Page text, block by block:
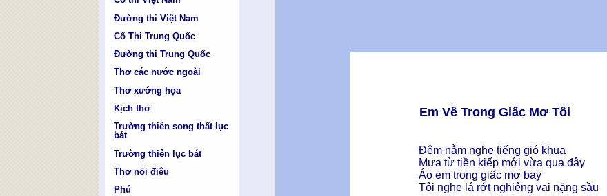
Đường thi Việt Nam
Cổ Thi Trung Quốc
Đường thi Trung Quốc
Thơ các nước ngoài
Thơ xướng họa
Kịch thơ
Trường thiên song thất lục
bát
Trường thiên lục bát
Thơ nối điêu
Phú
Em Về Trong Giấc Mơ Tôi
Đêm nằm nghe tiếng gió khua
Mưa từ tiền kiếp mới vừa qua đây
Áo em trong giấc mơ bay
Tôi nghe lá rớt nghiêng vai nặng sầu